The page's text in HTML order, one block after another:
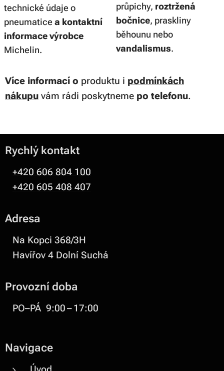
technické údaje o
pneumatice a kontaktní
informace výrobce
Michelin.
průpichy, roztržená
bočnice, praskliny
běhounu nebo
vandalismus.
Více informací o produktu i podmínkách
nákupu vám rádi poskytneme po telefonu.
Rychlý kontakt
+420 606 804 100
+420 605 408 407
Adresa
Na Kopci 368/3H
Havířov 4 Dolní Suchá
Provozní doba
PO–PÁ 9:00 – 17:00
Navigace